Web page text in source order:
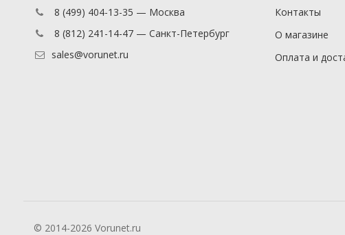
8 (499) 404-13-35 — Москва
8 (812) 241-14-47 — Санкт-Петербург
sales@vorunet.ru
Контакты
О магазине
Оплата и
© 2014-2026 Vorunet.ru